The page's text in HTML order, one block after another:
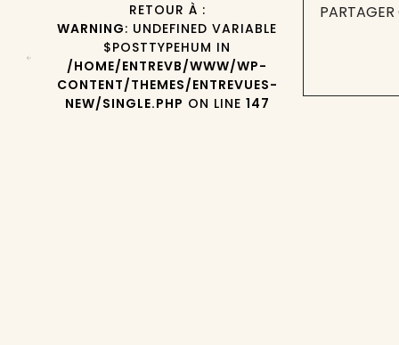
RETOUR À :
WARNING: UNDEFINED VARIABLE
$POSTTYPEHUM IN
/HOME/ENTREVB/WWW/WP-
CONTENT/THEMES/ENTREVUES-
NEW/SINGLE.PHP ON LINE 147